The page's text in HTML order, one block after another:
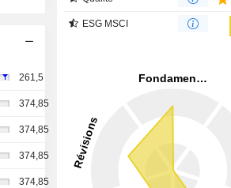
261,5
374,85
374,85
374,85
374,85
ESG MSCI